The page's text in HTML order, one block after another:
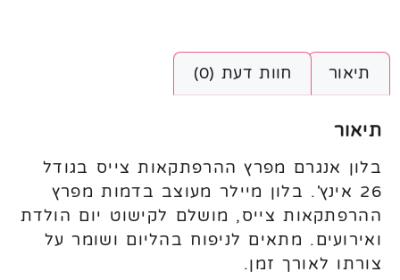
תיאור חוות דעת (0)
תיאור
בלון אנגרם מפרץ ההרפתקאות צייס בגודל
26 אינץ'. בלון מיילר מעוצב בדמות מפרץ
ההרפתקאות צייס, מושלם לקישוט יום הולדת
ואירועים. מתאים לניפוח בהליום ושומר על
צורתו לאורך זמן.